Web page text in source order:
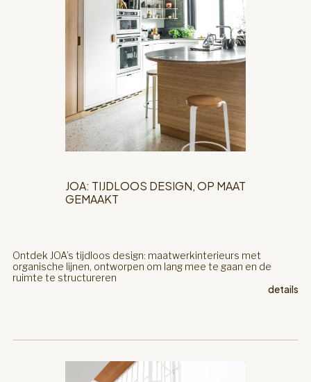
JOA: TIJDLOOS DESIGN, OP MAAT
GEMAAKT
Ontdek JOA’s tijdloos design: maatwerkinterieurs met
organische lijnen, ontworpen om lang mee te gaan en de
ruimte te structureren
details